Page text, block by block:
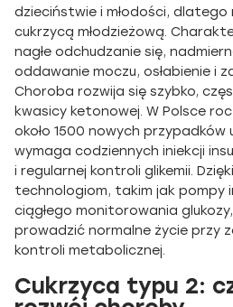
dzieciństwie i młodości,
cukrzycą młodzieżową.
nagłe odchudzanie się,
oddawanie moczu, osłabienie i
Choroba rozwija się szybko,
kwasicy ketonowej. W Polsce
około 1500 nowych przypadków
wymaga codziennych iniekcji
i regularnej kontroli glikemii.
technologiom, takim jak pompy
ciągłego monitorowania
prowadzić normalne życie przy
kontroli metabolicznej.
Cukrzyca typu 2: